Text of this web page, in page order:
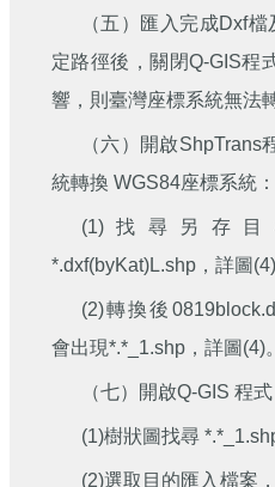
（五）匯入完成Dxf
定路徑後，關閉Q-GIS程
響，則臺灣座標系統無法
（六）開啟
統轉換 WGS84座標系統：
(1)找尋另存目
*.dxf(byKat)L.shp，詳圖(4)
(2)轉換後
會出現*.*_1.shp，詳圖(4)。
（七）開啟Q-GIS 程式
(1)樹狀圖找尋
(2)選取目的匯入檔案